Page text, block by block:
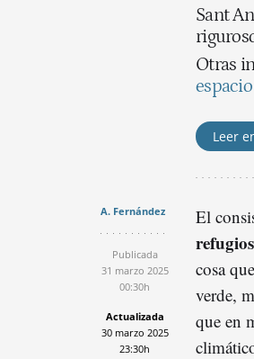
Sant
Otras
Leer
A. Fernández
Publicada
31 marzo 2025
00:30h
Actualizada
30 marzo 2025
23:30h
El
cosa
verde,
que en